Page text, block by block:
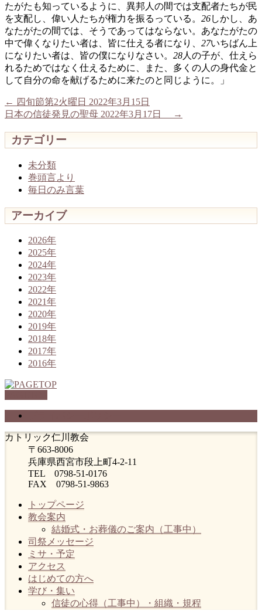
たがたも知っているように、異邦人の間では支配者たちが民
を支配し、偉い人たちが権力を振るっている。 26しかし、あ
なたがたの間では、そうであってはならない。あなたがたの
中で偉くなりたい者は、皆に仕える者になり、 27いちばん上
になりたい者は、皆の僕になりなさい。 28人の子が、仕えら
れるためではなく仕えるために、また、多くの人の身代金と
して自分の命を献げるために来たのと同じように。」
← 四旬節第2火曜日 2022年3月15日
日本の信徒発見の聖母 2022年3月17日
→
カテゴリー
未分類
巻頭言より
毎日のみ言葉
アーカイブ
2026年
2025年
2024年
2023年
2022年
2021年
2020年
2019年
2018年
2017年
2016年
カトリック仁川教会
〒663-8006
兵庫県西宮市段上町4-2-11
TEL 0798-51-0176
FAX 0798-51-9863
トップページ
教会案内
結婚式・お葬儀のご案内（工事中）
司祭メッセージ
ミサ・予定
アクセス
はじめての方へ
学び・集い
信徒の心得（工事中）・組織・規程